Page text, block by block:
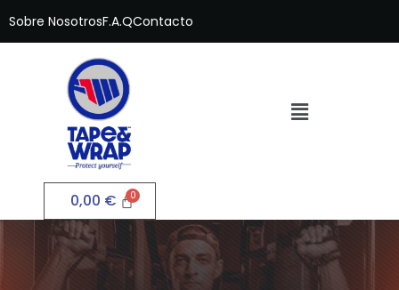
Sobre NosotrosF.A.QContacto
0,00 €